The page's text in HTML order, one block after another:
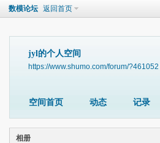
数模论坛 返回首页
jyl的个人空间
https://www.shumo.com/forum/?461052
空间首页 动态 记录
相册